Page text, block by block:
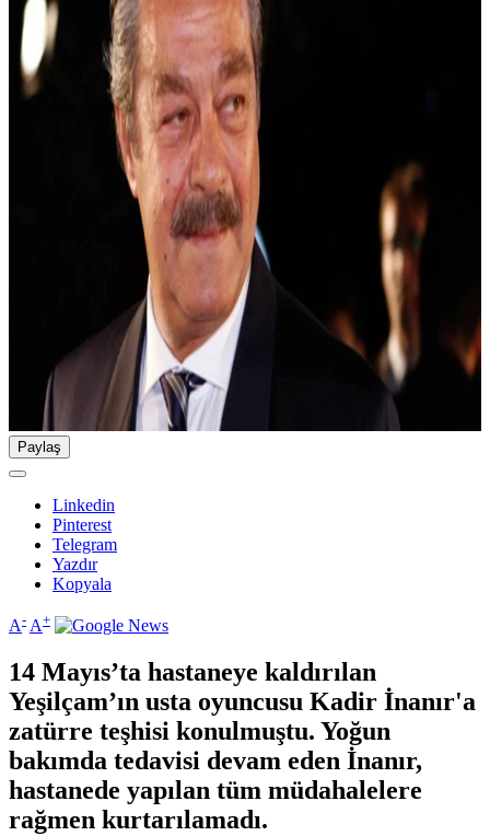
Paylaş
Linkedin
Pinterest
Telegram
Yazdır
Kopyala
A- A+
14 Mayıs’ta hastaneye kaldırılan
Yeşilçam’ın usta oyuncusu Kadir İnanır'a
zatürre teşhisi konulmuştu. Yoğun
bakımda tedavisi devam eden İnanır,
hastanede yapılan tüm müdahalelere
rağmen kurtarılamadı.